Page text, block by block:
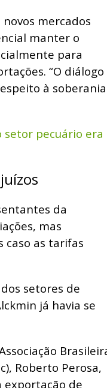
mercados
manter o
para
“O diálogo
à soberania
setor pecuário era
da
mas
caso as tarifas
setores de
já havia se
Roberto Perosa,
exportação de